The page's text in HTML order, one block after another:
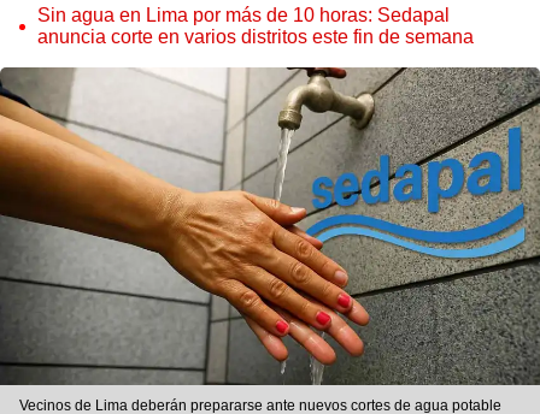
Sin agua en Lima por más de 10 horas: Sedapal
anuncia corte en varios distritos este fin de semana
Vecinos de Lima deberán prepararse ante nuevos cortes de agua potable